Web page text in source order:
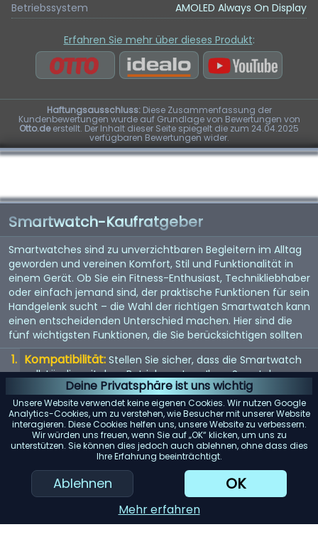
Deine Privatsphäre ist uns wichtig
Unsere Website verwendet keine eigenen Cookies. Wir nutzen Google
Analytics-Cookies, um zu verstehen, wie Besucher mit unserer Website
interagieren. Diese Cookies helfen uns, unsere Website zu verbessern.
Wir würden uns freuen, wenn Sie auf „OK“ klicken, um uns zu
unterstützen. Sie können dies jedoch auch ablehnen, ohne dass dies
Ihre Erfahrung beeinträchtigt.
Ablehnen OK
Mehr erfahren
Betriebssystem
AMOLED Always On Display
Erfahren Sie mehr über dieses Produkt:
Haftungsausschluss:Diese Zusammenfassung der
Kundenbewertungen wurde auf Grundlage von Bewertungen von
Otto.deerstellt. Der Inhalt dieser Seite spiegelt die zum 24.04.2025
verfügbaren Bewertungen wider.
Smartwatch-Kaufratgeber
Smartwatches sind zu unverzichtbaren Begleitern im Alltag
geworden und vereinen Komfort, Stil und Funktionalität in
einem Gerät. Ob Sie ein Fitness-Enthusiast, Technikliebhaber
oder einfach jemand sind, der praktische Funktionen für sein
Handgelenk sucht – die Wahl der richtigen Smartwatch kann
einen entscheidenden Unterschied machen. Hier sind die
fünf wichtigsten Funktionen, die Sie berücksichtigen sollten
Kompatibilität: Stellen Sie sicher, dass die Smartwatch
vollständig mit dem Betriebssystem Ihres Smartphones
(iOS oder Android) kompatibel ist, um mögliche
Einschränkungen zu vermeiden.
Akkulaufzeit: Achten Sie auf Modelle mit einer langen
Akkulaufzeit, insbesondere wenn Sie Funktionen wie GPS-
Tracking oder kontinuierliche Herzfrequenzmessung
regelmäßig nutzen möchten.
Gesundheits- und Fitness-Tracking:
Berücksichtigen
Sie die verschiedenen Tracking-Funktionen wie